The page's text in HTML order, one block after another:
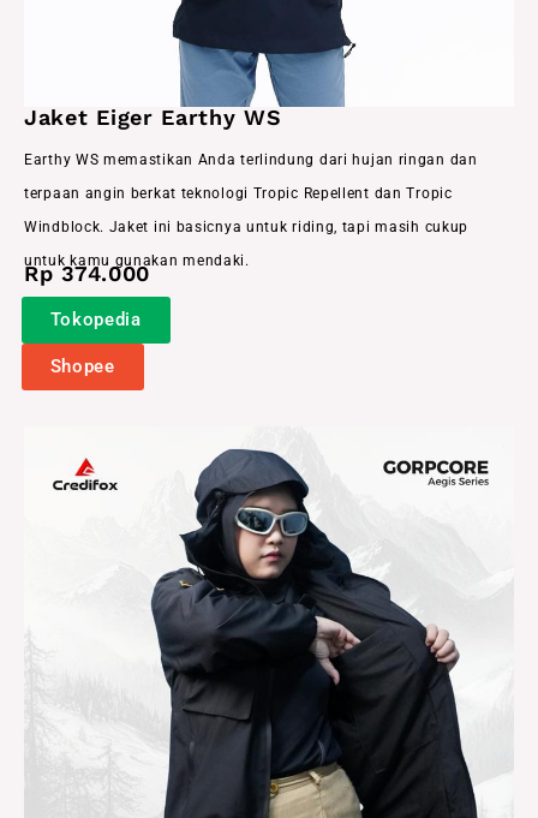
Jaket Eiger Earthy WS
Earthy WS memastikan Anda terlindung dari hujan ringan dan
terpaan angin berkat teknologi Tropic Repellent dan Tropic
Windblock. Jaket ini basicnya untuk riding, tapi masih cukup
untuk kamu gunakan mendaki.
Rp 374.000
Tokopedia
Shopee